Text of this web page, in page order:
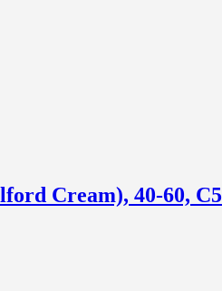
Cream), 40-60, С5